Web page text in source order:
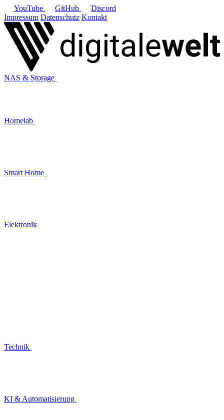
YouTube GitHub
Discord
Impressum Datenschutz Kontakt
NAS & Storage
Homelab
Smart Home
Elektronik
Technik
KI & Automatisierung